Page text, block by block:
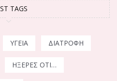
TAGS
ΥΓΕΊΑ ΔΙΑΤΡΟΦΉ
ΉΞΕΡΕΣ ΌΤΙ…